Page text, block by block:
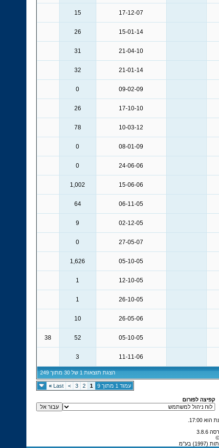
17-12-07
15
15-01-14
26
21-04-10
31
21-01-14
32
09-02-09
0
17-10-10
26
10-03-12
78
08-01-09
0
24-06-06
0
15-06-06
1,002
06-11-05
64
02-12-05
9
27-05-07
0
05-10-05
1,626
12-10-05
1
26-10-05
1
26-05-06
10
05-10-05
52
38
11-11-06
3
הצגת תוצאות 1 של 30 מתוך 249
עמוד 1 מתוך 9 1
2
3
>
Last
»
קפיצה לפורום
17:00
בע"מ